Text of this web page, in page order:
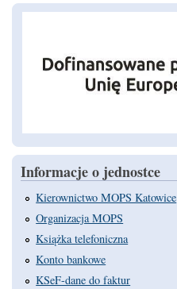
Informacje o jednostce
Kierownictwo MOPS Katowice
Organizacja MOPS
Książka telefoniczna
Konto bankowe
KSeF-dane do faktur